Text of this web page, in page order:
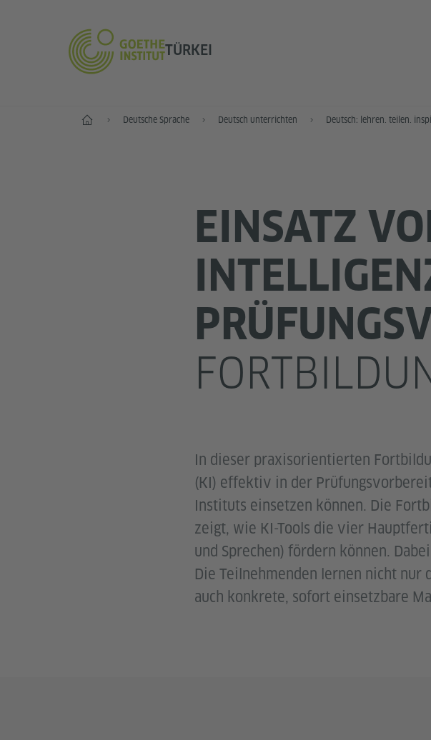
TÜRKEI
Start Deutsche Sprache Deutsch unterrichten Deutsch: lehren. teilen.
EINSATZ
In dieser praxisorientierten
(KI) effektiv in der
Instituts einsetzen können. Die
zeigt, wie KI-Tools die vier
und Sprechen) fördern können.
Die Teilnehmenden lernen nicht
auch konkrete, sofort einsetzbare